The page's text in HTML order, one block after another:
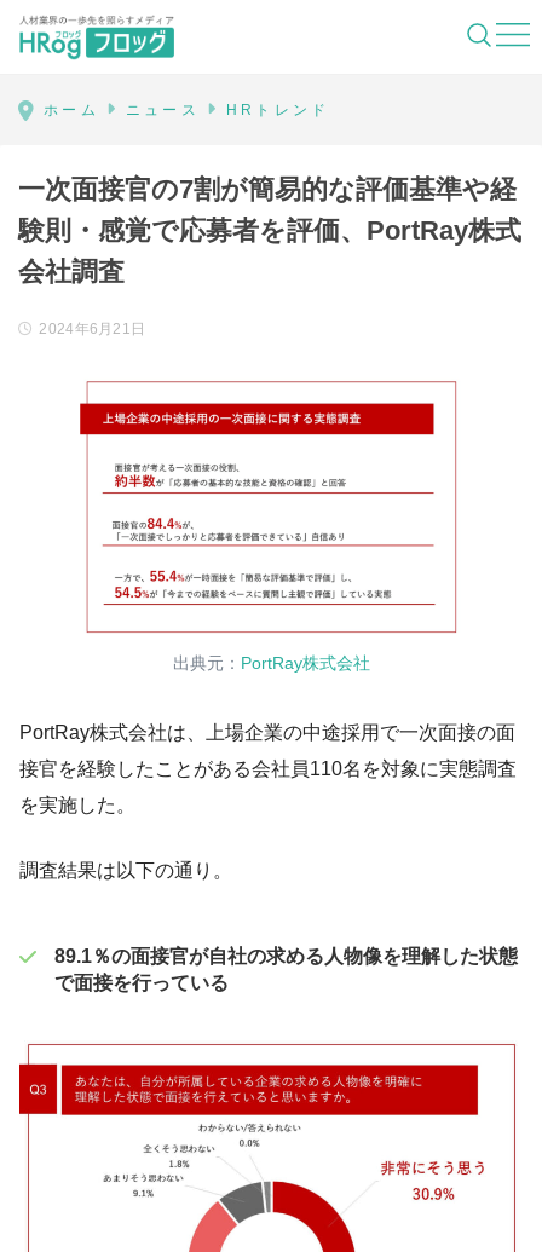
HRog | 人材業界の一歩先を照らすメディ
ホーム ニュース HRトレンド
一次面接官の7割が簡易的な評価基準や経
験則・感覚で応募者を評価、PortRay株式
会社調査
2024年6月21日
出典元： PortRay株式会社
PortRay株式会社は、上場企業の中途採用で一次面接の面
接官を経験したことがある会社員110名を対象に実態調査
を実施した。
調査結果は以下の通り。
89.1％の面接官が自社の求める人物像を理解した状態
で面接を行っている